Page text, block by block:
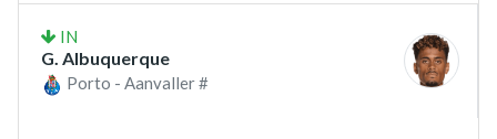
IN
G. Albuquerque
Porto - Aanvaller #